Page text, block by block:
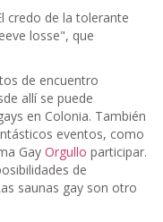
credo de la tolerante
losse", que
de encuentro
allí se puede
en Colonia. También
eventos, como
Gay Orgullo participar.
de
saunas gay son otro